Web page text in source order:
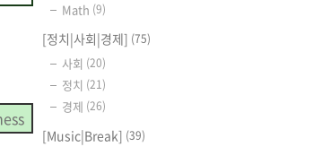
Math (9)
[정치|사회|경제] (75)
사회 (20)
정치 (21)
경제 (26)
[Music|Break] (39)